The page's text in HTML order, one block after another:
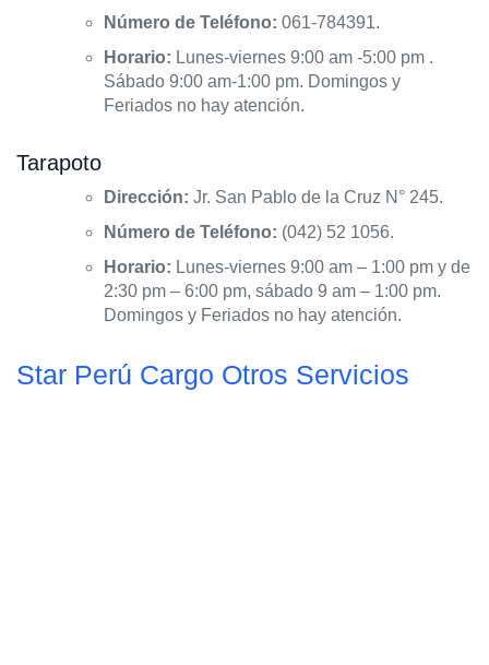
Número de Teléfono: 061-784391.
Horario: Lunes-viernes 9:00 am -5:00 pm .
Sábado 9:00 am-1:00 pm. Domingos y
Feriados no hay atención.
Tarapoto
Dirección: Jr. San Pablo de la Cruz N° 245.
Número de Teléfono: (042) 52 1056.
Horario: Lunes-viernes 9:00 am – 1:00 pm y de
2:30 pm – 6:00 pm, sábado 9 am – 1:00 pm.
Domingos y Feriados no hay atención.
Star Perú Cargo Otros Servicios